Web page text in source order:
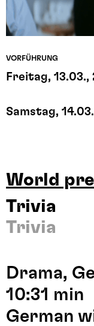
VORFÜHRUNG
Freitag,
Samstag,
World
Trivia
Trivia
Drama,
10:31 min
German